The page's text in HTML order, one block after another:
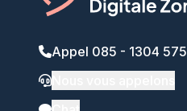
Appel 085 - 1304 575